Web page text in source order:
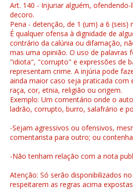
Art. 140 - Injuriar alguém,
decoro.
Pena - detenção, de 1 (um) a 6 (seis)
É qualquer ofensa à dignidade de
contrário da calúnia ou difamação,
mas uma opinião. O uso de palavras
"idiota", "corrupto" e expressões de
representam crime. A injúria pode
ainda maior caso seja praticada com
raça, cor, etnia, religião ou origem.
Exemplo: Um comentário onde o
ladrão, corrupto, burro, salafrário e
-Sejam agressivos ou ofensivos,
comentarista para outro; ou
-Não tenham relação com a nota
Atenção: Só serão disponibilizados
respeitarem as regras acima